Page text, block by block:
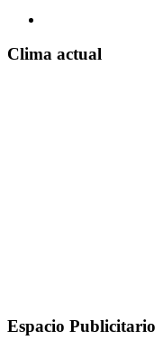
Clima actual
Espacio Publicitario